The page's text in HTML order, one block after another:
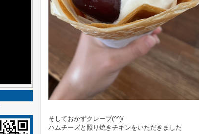
そしておかずクレープ(^^)/
ハムチーズと照り焼きチキンをいただきました